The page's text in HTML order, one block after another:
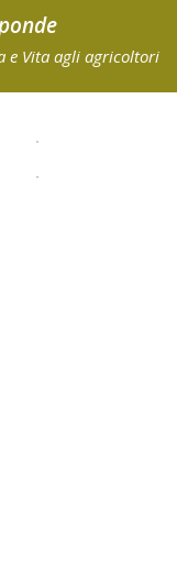
e Vita agli agricoltori